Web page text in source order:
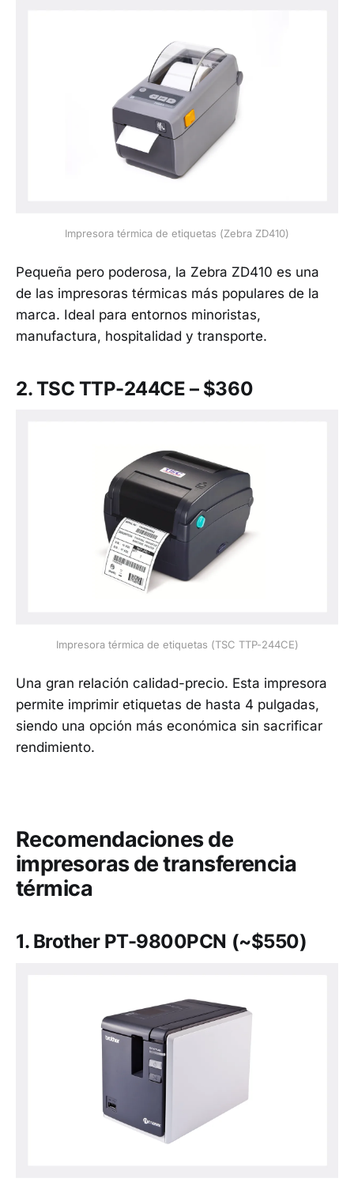
Impresora térmica de etiquetas (Zebra ZD410)
Pequeña pero poderosa, la Zebra ZD410 es una
de las impresoras térmicas más populares de la
marca. Ideal para entornos minoristas,
manufactura, hospitalidad y transporte.
2. TSC TTP-244CE – $360
Impresora térmica de etiquetas (TSC TTP-244CE)
Una gran relación calidad-precio. Esta impresora
permite imprimir etiquetas de hasta 4 pulgadas,
siendo una opción más económica sin sacrificar
rendimiento.
Recomendaciones de
impresoras de transferencia
térmica
1. Brother PT-9800PCN (~$550)